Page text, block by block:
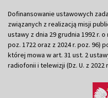
Dofinansowanie ustawowych
związanych z realizacją misji
ustawy z dnia 29 grudnia 1992 r.
poz. 1722 oraz z 2024 r. poz. 96)
której mowa w art. 31 ust. 2
radiofonii i telewizji (Dz. U. z 2022